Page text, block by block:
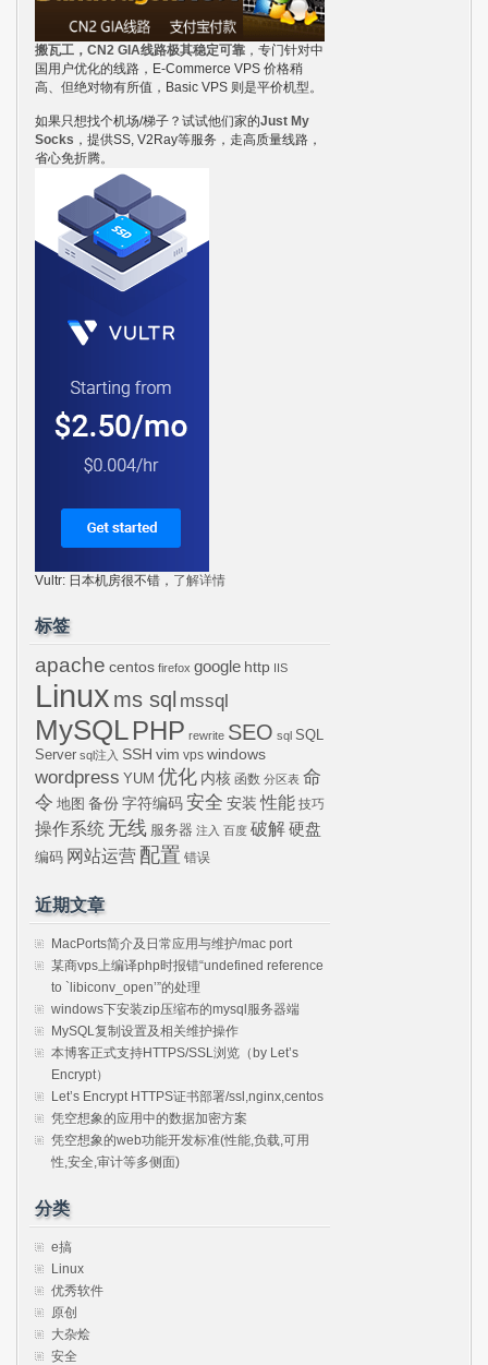
搬瓦工，CN2 GIA线路极其稳定可靠 ，专门针对中
国用户优化的线路，E-Commerce VPS 价格稍
高、但绝对物有所值，Basic VPS 则是平价机型。
如果只想找个机场/梯子？试试他们家的Just My
Socks ，提供SS, V2Ray等服务，走高质量线路，
省心免折腾。
Vultr: 日本机房很不错， 了解详情
标签
apache centos firefox google http IIS
Linux ms sql mssql
MySQLPHP rewrite SEO sql SQL
Server sql注入 SSH vim vps windows
wordpress YUM 优化 内核 函数 分区表 命
令 地图 备份 字符编码 安全 安装 性能 技巧
操作系统 无线 服务器 注入 百度 破解硬盘
编码 网站运营 配置 错误
近期文章
MacPorts简介及日常应用与维护/mac port
某商vps上编译php时报错“undefined reference
to `libiconv_open’”的处理
windows下安装zip压缩布的mysql服务器端
MySQL复制设置及相关维护操作
本博客正式支持HTTPS/SSL浏览（by Let’s
Encrypt）
Let’s Encrypt HTTPS证书部署/ssl,nginx,centos
凭空想象的应用中的数据加密方案
凭空想象的web功能开发标准(性能,负载,可用
性,安全,审计等多侧面)
分类
e搞
Linux
优秀软件
原创
大杂烩
安全